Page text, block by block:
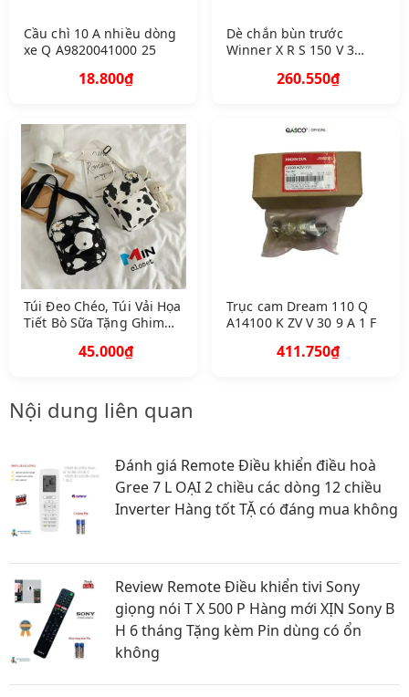
Cầu chì 10 A nhiều dòng
xe Q A9820041000 25
18.800₫
Dè chắn bùn trước
Winner X R S 150 V 3
K 56 V 60 Z B 7 B 6 C
260.550₫
Túi Đeo Chéo, Túi Vải Họa
Tiết Bò Sữa Tặng Ghim
Quốc Mincloset Tv 16
45.000₫
Trục cam Dream 110 Q
A14100 K ZV V 30 9 A 1 F
411.750₫
Nội dung liên quan
Đánh giá Remote Điều khiển điều hoà
Gree 7 L OẠI 2 chiều các dòng 12 chiều
Inverter Hàng tốt TẶ có đáng mua không
Review Remote Điều khiển tivi Sony
giọng nói T X 500 P Hàng mới XỊN Sony B
H 6 tháng Tặng kèm Pin dùng có ổn
không